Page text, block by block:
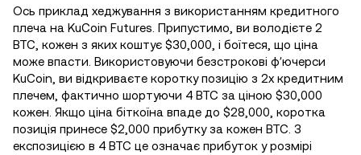
Ось приклад хеджування з використанням кредитного
плеча на KuCoin Futures. Припустимо, ви володієте 2
BTC, кожен з яких коштує $30,000, і боїтеся, що ціна
може впасти. Використовуючи безстрокові фʼючерси
KuCoin, ви відкриваєте коротку позицію з 2x кредитним
плечем, фактично шортуючи 4 BTC за ціною $30,000
кожен. Якщо ціна біткоїна впаде до $28,000, коротка
позиція принесе $2,000 прибутку за кожен BTC. З
експозицією в 4 BTC це означає прибуток у розмірі